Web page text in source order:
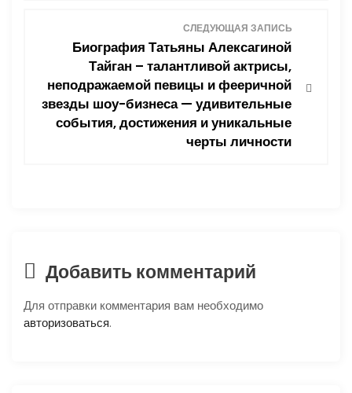
з
а
СЛЕДУЮЩАЯ ЗАПИСЬ
Биография Татьяны Алексагиной
Тайган – талантливой актрисы,
неподражаемой певицы и фееричной
звезды шоу-бизнеса — удивительные
события, достижения и уникальные
черты личности
Добавить комментарий
Для отправки комментария вам необходимо
авторизоваться.